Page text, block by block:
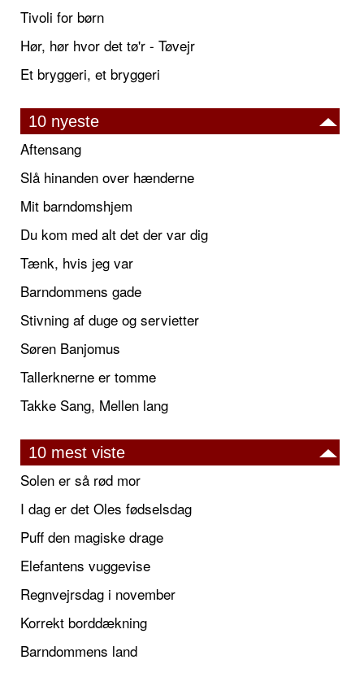
Tivoli for børn
Hør, hør hvor det tø'r - Tøvejr
Et bryggeri, et bryggeri
10 nyeste
Aftensang
Slå hinanden over hænderne
Mit barndomshjem
Du kom med alt det der var dig
Tænk, hvis jeg var
Barndommens gade
Stivning af duge og servietter
Søren Banjomus
Tallerknerne er tomme
Takke Sang, Mellen lang
10 mest viste
Solen er så rød mor
I dag er det Oles fødselsdag
Puff den magiske drage
Elefantens vuggevise
Regnvejrsdag i november
Korrekt borddækning
Barndommens land